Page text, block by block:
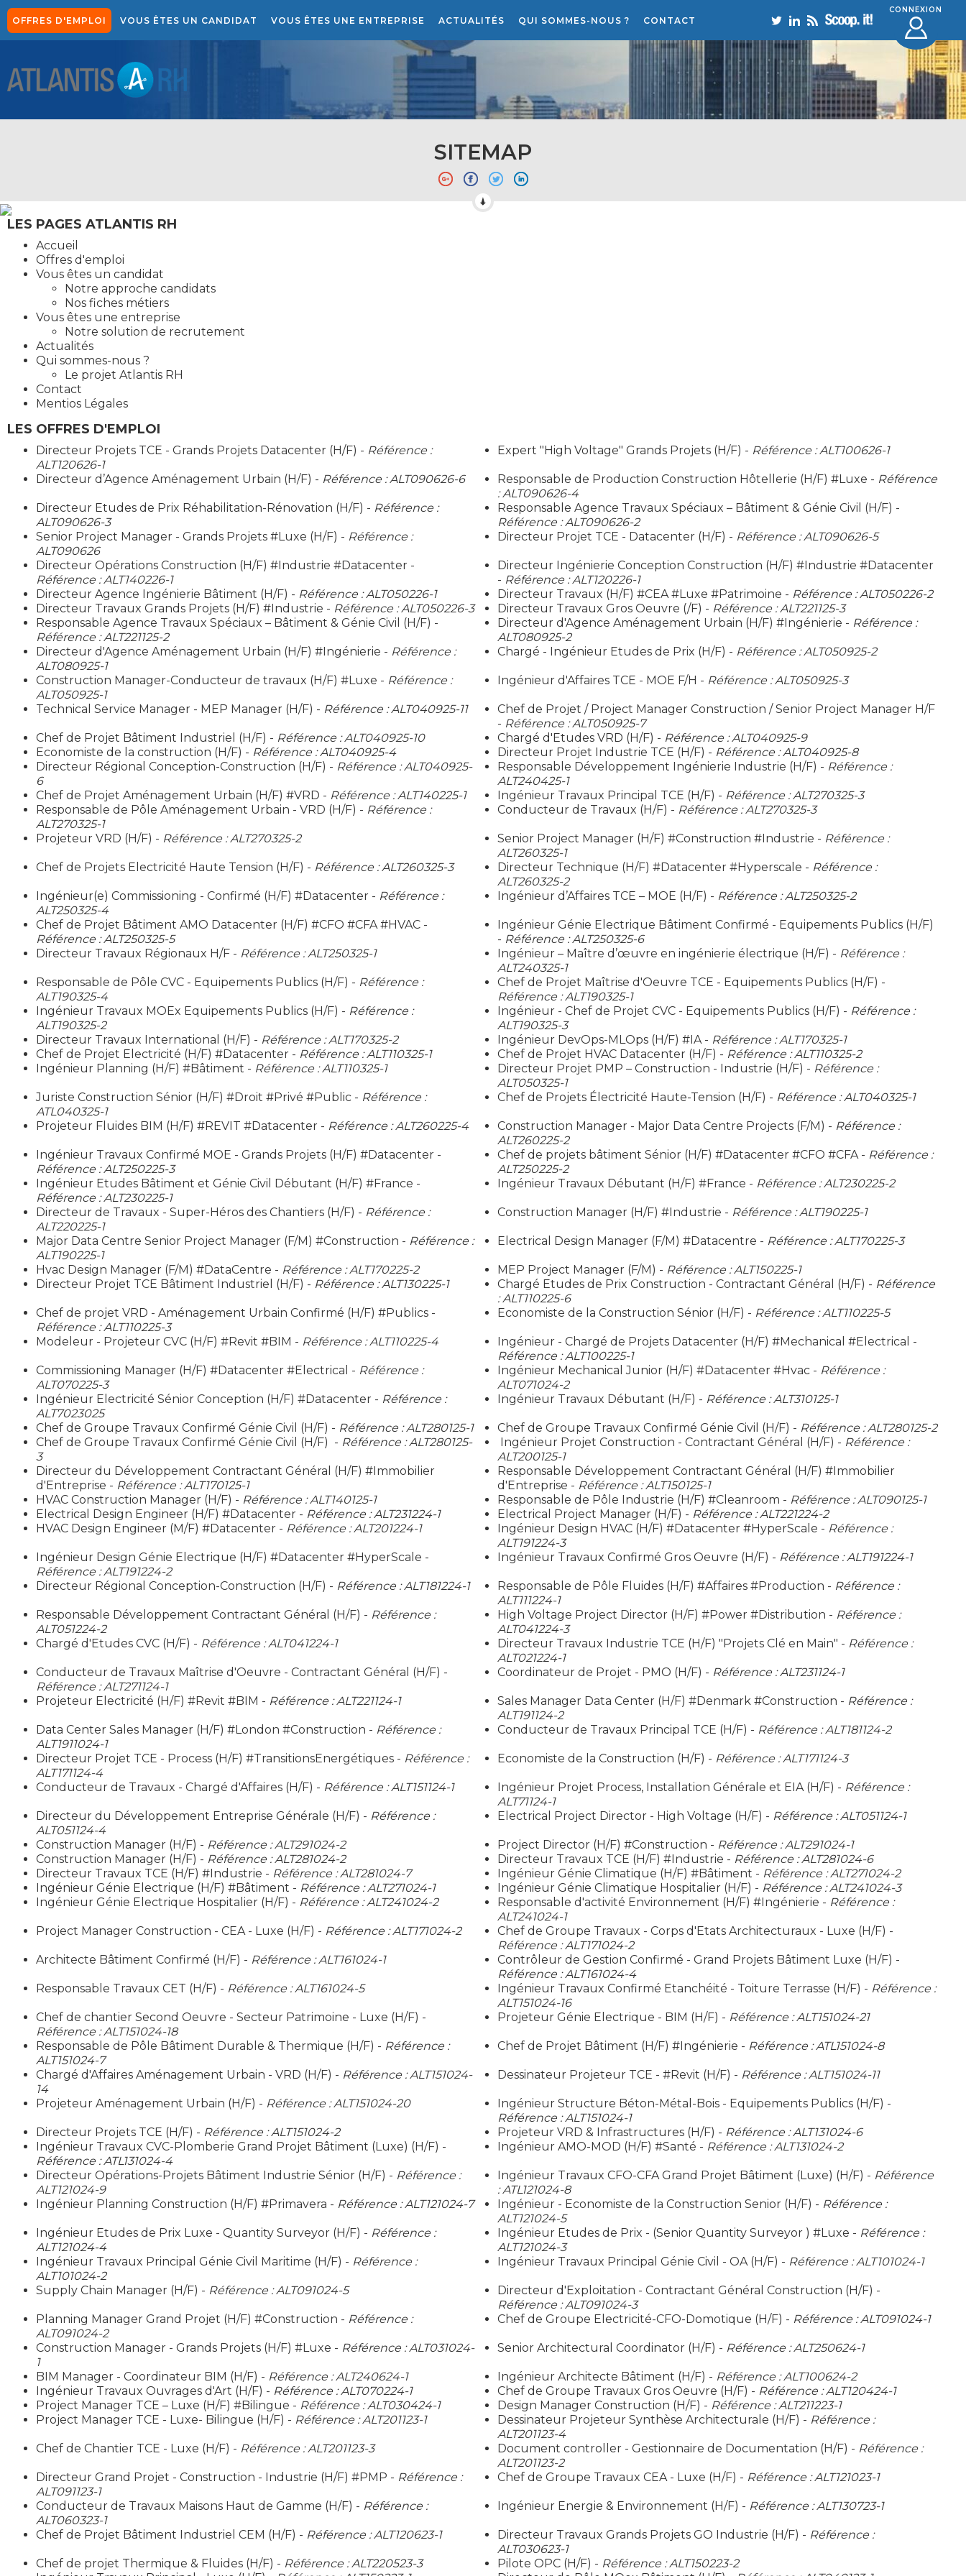
OFFRES D'EMPLOI VOUS ÊTES UN CANDIDAT VOUS ÊTES UNE ENTREPRISE ACTUALITÉS QUI SOMMES-NOUS ? CONTACT
CONNEXION
SITEMAP
LES PAGES ATLANTIS RH
Accueil
Offres d'emploi
Vous êtes un candidat
Notre approche candidats
Nos fiches métiers
Vous êtes une entreprise
Notre solution de recrutement
Actualités
Qui sommes-nous ?
Le projet Atlantis RH
Contact
Mentios Légales
LES OFFRES D'EMPLOI
Directeur Projets TCE - Grands Projets Datacenter (H/F) - Référence :
ALT120626-1
Expert "High Voltage" Grands Projets (H/F) - Référence : ALT100626-1
Directeur d’Agence Aménagement Urbain (H/F) - Référence : ALT090626-6 Responsable de Production Construction Hôtellerie (H/F) #Luxe - Référence
: ALT090626-4
Directeur Etudes de Prix Réhabilitation-Rénovation (H/F) - Référence :
ALT090626-3
Responsable Agence Travaux Spéciaux – Bâtiment & Génie Civil (H/F) -
Référence : ALT090626-2
Senior Project Manager - Grands Projets #Luxe (H/F) - Référence :
ALT090626
Directeur Projet TCE - Datacenter (H/F) - Référence : ALT090626-5
Directeur Opérations Construction (H/F) #Industrie #Datacenter -
Référence : ALT140226-1
Directeur Ingénierie Conception Construction (H/F) #Industrie #Datacenter
- Référence : ALT120226-1
Directeur Agence Ingénierie Bâtiment (H/F) - Référence : ALT050226-1 Directeur Travaux (H/F) #CEA #Luxe #Patrimoine - Référence : ALT050226-2
Directeur Travaux Grands Projets (H/F) #Industrie - Référence : ALT050226-3 Directeur Travaux Gros Oeuvre (/F) - Référence : ALT221125-3
Responsable Agence Travaux Spéciaux – Bâtiment & Génie Civil (H/F) -
Référence : ALT221125-2
Directeur d'Agence Aménagement Urbain (H/F) #Ingénierie - Référence :
ALT080925-2
Directeur d'Agence Aménagement Urbain (H/F) #Ingénierie - Référence :
ALT080925-1
Chargé - Ingénieur Etudes de Prix (H/F) - Référence : ALT050925-2
Construction Manager-Conducteur de travaux (H/F) #Luxe - Référence :
ALT050925-1
Ingénieur d'Affaires TCE - MOE F/H - Référence : ALT050925-3
Technical Service Manager - MEP Manager (H/F) - Référence : ALT040925-11
Chef de Projet / Project Manager Construction / Senior Project Manager H/F
- Référence : ALT050925-7
Chef de Projet Bâtiment Industriel (H/F) - Référence : ALT040925-10 Chargé d'Etudes VRD (H/F) - Référence : ALT040925-9
Economiste de la construction (H/F) - Référence : ALT040925-4 Directeur Projet Industrie TCE (H/F) - Référence : ALT040925-8
Directeur Régional Conception-Construction (H/F) - Référence : ALT040925-
6
Responsable Développement Ingénierie Industrie (H/F) - Référence :
ALT240425-1
Chef de Projet Aménagement Urbain (H/F) #VRD - Référence : ALT140225-1 Ingénieur Travaux Principal TCE (H/F) - Référence : ALT270325-3
Responsable de Pôle Aménagement Urbain - VRD (H/F) - Référence :
ALT270325-1
Conducteur de Travaux (H/F) - Référence : ALT270325-3
Projeteur VRD (H/F) - Référence : ALT270325-2 Senior Project Manager (H/F) #Construction #Industrie - Référence :
ALT260325-1
Chef de Projets Electricité Haute Tension (H/F) - Référence : ALT260325-3 Directeur Technique (H/F) #Datacenter #Hyperscale - Référence :
ALT260325-2
Ingénieur(e) Commissioning - Confirmé (H/F) #Datacenter - Référence :
ALT250325-4
Ingénieur d’Affaires TCE – MOE (H/F) - Référence : ALT250325-2
Chef de Projet Bâtiment AMO Datacenter (H/F) #CFO #CFA #HVAC -
Référence : ALT250325-5
Ingénieur Génie Electrique Bâtiment Confirmé - Equipements Publics (H/F)
- Référence : ALT250325-6
Directeur Travaux Régionaux H/F - Référence : ALT250325-1 Ingénieur – Maître d’œuvre en ingénierie électrique (H/F) - Référence :
ALT240325-1
Responsable de Pôle CVC - Equipements Publics (H/F) - Référence :
ALT190325-4
Chef de Projet Maîtrise d'Oeuvre TCE - Equipements Publics (H/F) -
Référence : ALT190325-1
Ingénieur Travaux MOEx Equipements Publics (H/F) - Référence :
ALT190325-2
Ingénieur - Chef de Projet CVC - Equipements Publics (H/F) - Référence :
ALT190325-3
Directeur Travaux International (H/F) - Référence : ALT170325-2 Ingénieur DevOps-MLOps (H/F) #IA - Référence : ALT170325-1
Chef de Projet Electricité (H/F) #Datacenter - Référence : ALT110325-1 Chef de Projet HVAC Datacenter (H/F) - Référence : ALT110325-2
Ingénieur Planning (H/F) #Bâtiment - Référence : ALT110325-1 Directeur Projet PMP – Construction - Industrie (H/F) - Référence :
ALT050325-1
Juriste Construction Sénior (H/F) #Droit #Privé #Public - Référence :
ATL040325-1
Chef de Projets Électricité Haute-Tension (H/F) - Référence : ALT040325-1
Projeteur Fluides BIM (H/F) #REVIT #Datacenter - Référence : ALT260225-4 Construction Manager - Major Data Centre Projects (F/M) - Référence :
ALT260225-2
Ingénieur Travaux Confirmé MOE - Grands Projets (H/F) #Datacenter -
Référence : ALT250225-3
Chef de projets bâtiment Sénior (H/F) #Datacenter #CFO #CFA - Référence :
ALT250225-2
Ingénieur Etudes Bâtiment et Génie Civil Débutant (H/F) #France -
Référence : ALT230225-1
Ingénieur Travaux Débutant (H/F) #France - Référence : ALT230225-2
Directeur de Travaux - Super-Héros des Chantiers (H/F) - Référence :
ALT220225-1
Construction Manager (H/F) #Industrie - Référence : ALT190225-1
Major Data Centre Senior Project Manager (F/M) #Construction - Référence :
ALT190225-1
Electrical Design Manager (F/M) #Datacentre - Référence : ALT170225-3
Hvac Design Manager (F/M) #DataCentre - Référence : ALT170225-2 MEP Project Manager (F/M) - Référence : ALT150225-1
Directeur Projet TCE Bâtiment Industriel (H/F) - Référence : ALT130225-1 Chargé Etudes de Prix Construction - Contractant Général (H/F) - Référence
: ALT110225-6
Chef de projet VRD - Aménagement Urbain Confirmé (H/F) #Publics -
Référence : ALT110225-3
Economiste de la Construction Sénior (H/F) - Référence : ALT110225-5
Modeleur - Projeteur CVC (H/F) #Revit #BIM - Référence : ALT110225-4
Ingénieur - Chargé de Projets Datacenter (H/F) #Mechanical #Electrical -
Référence : ALT100225-1
Commissioning Manager (H/F) #Datacenter #Electrical - Référence :
ALT070225-3
Ingénieur Mechanical Junior (H/F) #Datacenter #Hvac - Référence :
ALT071024-2
Ingénieur Electricité Sénior Conception (H/F) #Datacenter - Référence :
ALT7023025
Ingénieur Travaux Débutant (H/F) - Référence : ALT310125-1
Chef de Groupe Travaux Confirmé Génie Civil (H/F) - Référence : ALT280125-1 Chef de Groupe Travaux Confirmé Génie Civil (H/F) - Référence : ALT280125-2
Chef de Groupe Travaux Confirmé Génie Civil (H/F) - Référence : ALT280125-
3
Ingénieur Projet Construction - Contractant Général (H/F) - Référence :
ALT200125-1
Directeur du Développement Contractant Général (H/F) #Immobilier
d'Entreprise - Référence : ALT170125-1
Responsable Développement Contractant Général (H/F) #Immobilier
d'Entreprise - Référence : ALT150125-1
HVAC Construction Manager (H/F) - Référence : ALT140125-1 Responsable de Pôle Industrie (H/F) #Cleanroom - Référence : ALT090125-1
Electrical Design Engineer (H/F) #Datacenter - Référence : ALT231224-1 Electrical Project Manager (H/F) - Référence : ALT221224-2
HVAC Design Engineer (M/F) #Datacenter - Référence : ALT201224-1 Ingénieur Design HVAC (H/F) #Datacenter #HyperScale - Référence :
ALT191224-3
Ingénieur Design Génie Electrique (H/F) #Datacenter #HyperScale -
Référence : ALT191224-2
Ingénieur Travaux Confirmé Gros Oeuvre (H/F) - Référence : ALT191224-1
Directeur Régional Conception-Construction (H/F) - Référence : ALT181224-1 Responsable de Pôle Fluides (H/F) #Affaires #Production - Référence :
ALT111224-1
Responsable Développement Contractant Général (H/F) - Référence :
ALT051224-2
High Voltage Project Director (H/F) #Power #Distribution - Référence :
ALT041224-3
Chargé d'Etudes CVC (H/F) - Référence : ALT041224-1 Directeur Travaux Industrie TCE (H/F) "Projets Clé en Main" - Référence :
ALT021224-1
Conducteur de Travaux Maîtrise d'Oeuvre - Contractant Général (H/F) -
Référence : ALT271124-1
Coordinateur de Projet - PMO (H/F) - Référence : ALT231124-1
Projeteur Electricité (H/F) #Revit #BIM - Référence : ALT221124-1 Sales Manager Data Center (H/F) #Denmark #Construction - Référence :
ALT191124-2
Data Center Sales Manager (H/F) #London #Construction - Référence :
ALT1911024-1
Conducteur de Travaux Principal TCE (H/F) - Référence : ALT181124-2
Directeur Projet TCE - Process (H/F) #TransitionsEnergétiques - Référence :
ALT171124-4
Economiste de la Construction (H/F) - Référence : ALT171124-3
Conducteur de Travaux - Chargé d'Affaires (H/F) - Référence : ALT151124-1 Ingénieur Projet Process, Installation Générale et EIA (H/F) - Référence :
ALT71124-1
Directeur du Développement Entreprise Générale (H/F) - Référence :
ALT051124-4
Electrical Project Director - High Voltage (H/F) - Référence : ALT051124-1
Construction Manager (H/F) - Référence : ALT291024-2 Project Director (H/F) #Construction - Référence : ALT291024-1
Construction Manager (H/F) - Référence : ALT281024-2 Directeur Travaux TCE (H/F) #Industrie - Référence : ALT281024-6
Directeur Travaux TCE (H/F) #Industrie - Référence : ALT281024-7 Ingénieur Génie Climatique (H/F) #Bâtiment - Référence : ALT271024-2
Ingénieur Génie Electrique (H/F) #Bâtiment - Référence : ALT271024-1 Ingénieur Génie Climatique Hospitalier (H/F) - Référence : ALT241024-3
Ingénieur Génie Electrique Hospitalier (H/F) - Référence : ALT241024-2 Responsable d'activité Environnement (H/F) #Ingénierie - Référence :
ALT241024-1
Project Manager Construction - CEA - Luxe (H/F) - Référence : ALT171024-2
Chef de Groupe Travaux - Corps d'Etats Architecturaux - Luxe (H/F) -
Référence : ALT171024-2
Architecte Bâtiment Confirmé (H/F) - Référence : ALT161024-1
Contrôleur de Gestion Confirmé - Grand Projets Bâtiment Luxe (H/F) -
Référence : ALT161024-4
Responsable Travaux CET (H/F) - Référence : ALT161024-5 Ingénieur Travaux Confirmé Etanchéité - Toiture Terrasse (H/F) - Référence :
ALT151024-16
Chef de chantier Second Oeuvre - Secteur Patrimoine - Luxe (H/F) -
Référence : ALT151024-18
Projeteur Génie Electrique - BIM (H/F) - Référence : ALT151024-21
Responsable de Pôle Bâtiment Durable & Thermique (H/F) - Référence :
ALT151024-7
Chef de Projet Bâtiment (H/F) #Ingénierie - Référence : ATL151024-8
Chargé d'Affaires Aménagement Urbain - VRD (H/F) - Référence : ALT151024-
14
Dessinateur Projeteur TCE - #Revit (H/F) - Référence : ALT151024-11
Projeteur Aménagement Urbain (H/F) - Référence : ALT151024-20
Ingénieur Structure Béton-Métal-Bois - Equipements Publics (H/F) -
Référence : ALT151024-1
Directeur Projets TCE (H/F) - Référence : ALT151024-2 Projeteur VRD & Infrastructures (H/F) - Référence : ALT131024-6
Ingénieur Travaux CVC-Plomberie Grand Projet Bâtiment (Luxe) (H/F) -
Référence : ATL131024-4
Ingénieur AMO-MOD (H/F) #Santé - Référence : ALT131024-2
Directeur Opérations-Projets Bâtiment Industrie Sénior (H/F) - Référence :
ALT121024-9
Ingénieur Travaux CFO-CFA Grand Projet Bâtiment (Luxe) (H/F) - Référence
: ATL121024-8
Ingénieur Planning Construction (H/F) #Primavera - Référence : ALT121024-7 Ingénieur - Economiste de la Construction Senior (H/F) - Référence :
ALT121024-5
Ingénieur Etudes de Prix Luxe - Quantity Surveyor (H/F) - Référence :
ALT121024-4
Ingénieur Etudes de Prix - (Senior Quantity Surveyor ) #Luxe - Référence :
ALT121024-3
Ingénieur Travaux Principal Génie Civil Maritime (H/F) - Référence :
ALT101024-2
Ingénieur Travaux Principal Génie Civil - OA (H/F) - Référence : ALT101024-1
Supply Chain Manager (H/F) - Référence : ALT091024-5
Directeur d'Exploitation - Contractant Général Construction (H/F) -
Référence : ALT091024-3
Planning Manager Grand Projet (H/F) #Construction - Référence :
ALT091024-2
Chef de Groupe Electricité-CFO-Domotique (H/F) - Référence : ALT091024-1
Construction Manager - Grands Projets (H/F) #Luxe - Référence : ALT031024-
1
Senior Architectural Coordinator (H/F) - Référence : ALT250624-1
BIM Manager - Coordinateur BIM (H/F) - Référence : ALT240624-1 Ingénieur Architecte Bâtiment (H/F) - Référence : ALT100624-2
Ingénieur Travaux Ouvrages d'Art (H/F) - Référence : ALT070224-1 Chef de Groupe Travaux Gros Oeuvre (H/F) - Référence : ALT120424-1
Project Manager TCE – Luxe (H/F) #Bilingue - Référence : ALT030424-1 Design Manager Construction (H/F) - Référence : ALT211223-1
Project Manager TCE - Luxe- Bilingue (H/F) - Référence : ALT201123-1 Dessinateur Projeteur Synthèse Architecturale (H/F) - Référence :
ALT201123-4
Chef de Chantier TCE - Luxe (H/F) - Référence : ALT201123-3 Document controller - Gestionnaire de Documentation (H/F) - Référence :
ALT201123-2
Directeur Grand Projet - Construction - Industrie (H/F) #PMP - Référence :
ALT091123-1
Chef de Groupe Travaux CEA - Luxe (H/F) - Référence : ALT121023-1
Conducteur de Travaux Maisons Haut de Gamme (H/F) - Référence :
ALT060323-1
Ingénieur Energie & Environnement (H/F) - Référence : ALT130723-1
Chef de Projet Bâtiment Industriel CEM (H/F) - Référence : ALT120623-1 Directeur Travaux Grands Projets GO Industrie (H/F) - Référence :
ALT030623-1
Chef de projet Thermique & Fluides (H/F) - Référence : ALT220523-3 Pilote OPC (H/F) - Référence : ALT150223-2